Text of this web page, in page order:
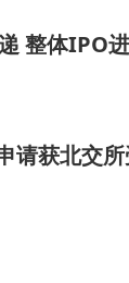
整体IPO
请获北交